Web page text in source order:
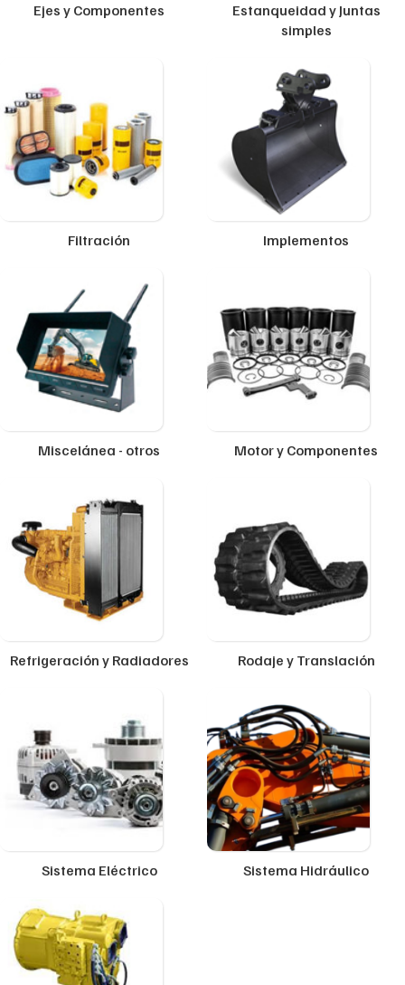
Ejes y Componentes
Estanqueidad y Juntas
simples
Filtración Implementos
Miscelánea - otros Motor y Componentes
Refrigeración y Radiadores Rodaje y Translación
Sistema Eléctrico Sistema Hidráulico